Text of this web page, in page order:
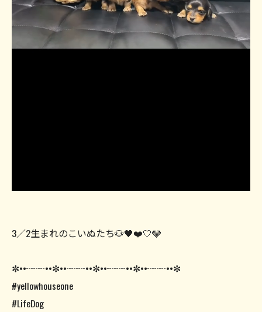
3／2生まれのこいぬたち🐶🖤❤️🤍🩶
✼••┈┈••✼••┈┈••✼••┈┈••✼••┈┈••✼
#yellowhouseone
#LifeDog